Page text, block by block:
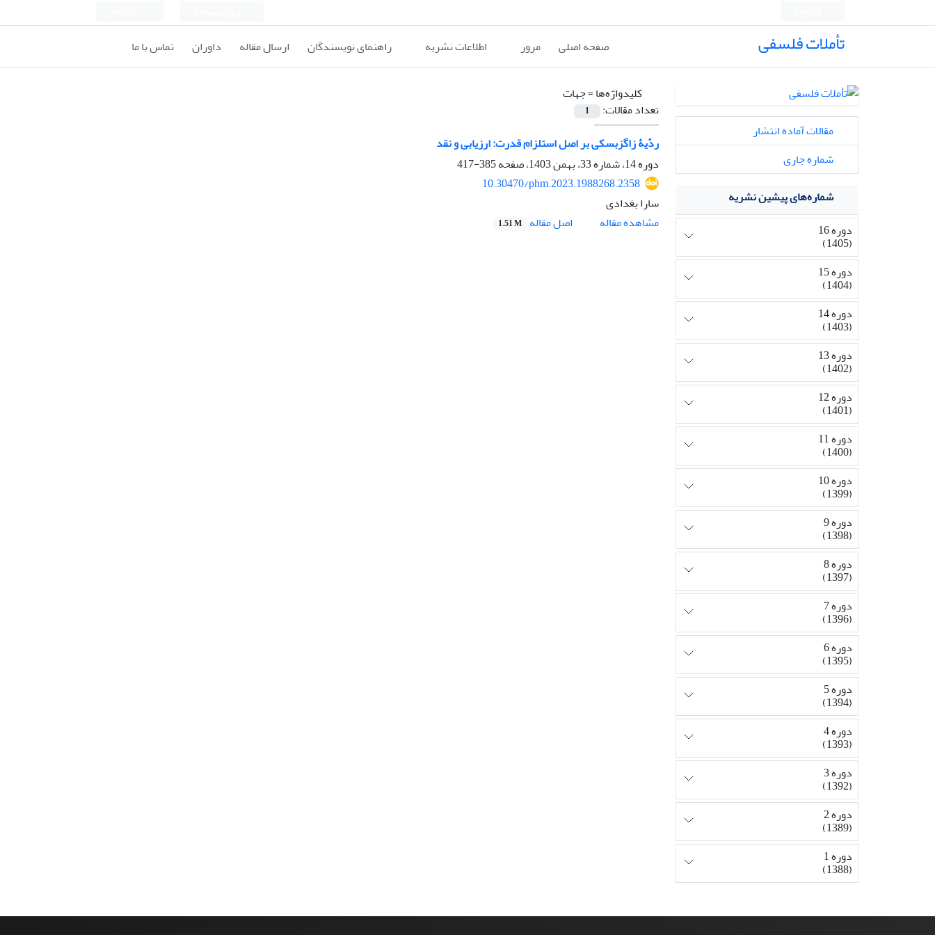
تأملات فلسفی صفحه اصلی مرور اطلاعات نشریه راهنمای نویسندگان ارسال مقاله داوران تماس با ما
کلیدواژه‌ها =جهات
تعداد مقالات:
1
ردّیۀ زاگزبسکی بر اصل استلزام قدرت: ارزیابی و نقد
دوره 14، شماره 33، بهمن 1403، صفحه
385-417
10.30470/phm.2023.1988268.2358
سارا بغدادی
مشاهده مقاله
اصل مقاله 1.51 M
مقالات آماده انتشار
شماره جاری
شماره‌های پیشین نشریه
دوره 16
(1405)
دوره 15
(1404)
دوره 14
(1403)
دوره 13
(1402)
دوره 12
(1401)
دوره 11
(1400)
دوره 10
(1399)
دوره 9
(1398)
دوره 8
(1397)
دوره 7
(1396)
دوره 6
(1395)
دوره 5
(1394)
دوره 4
(1393)
دوره 3
(1392)
دوره 2
(1389)
دوره 1
(1388)